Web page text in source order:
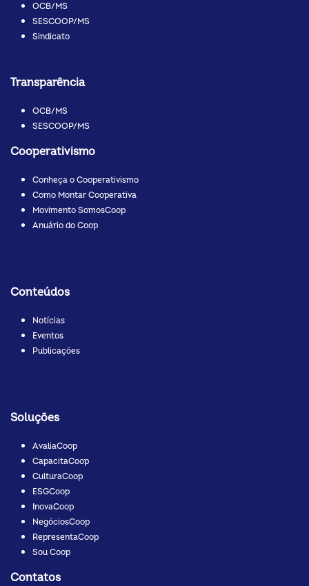
OCB/MS
SESCOOP/MS
Sindicato
Transparência
OCB/MS
SESCOOP/MS
Cooperativismo
Conheça o Cooperativismo
Como Montar Cooperativa
Movimento SomosCoop
Anuário do Coop
Conteúdos
Notícias
Eventos
Publicações
Soluções
AvaliaCoop
CapacitaCoop
CulturaCoop
ESGCoop
InovaCoop
NegóciosCoop
RepresentaCoop
Sou Coop
Contatos